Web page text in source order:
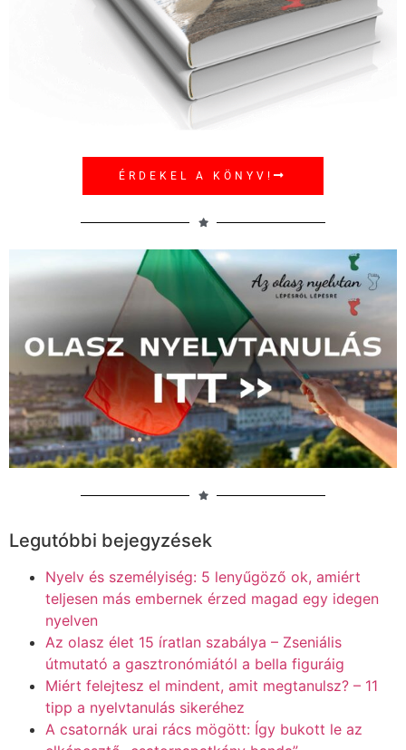
ÉRDEKEL A KÖNYV!
Legutóbbi bejegyzések
Nyelv és személyiség: 5 lenyűgöző ok, amiért
teljesen más embernek érzed magad egy idegen
nyelven
Az olasz élet 15 íratlan szabálya – Zseniális
útmutató a gasztronómiától a bella figuráig
Miért felejtesz el mindent, amit megtanulsz? – 11
tipp a nyelvtanulás sikeréhez
A csatornák urai rács mögött: Így bukott le az